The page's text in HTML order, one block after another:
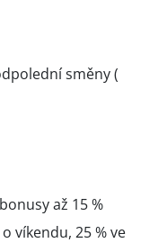
směny (
až 15 %
víkendu, 25 % ve